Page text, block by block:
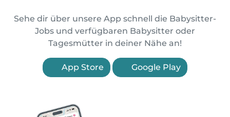
Sehe dir über unsere App schnell die Babysitter-
Jobs und verfügbaren Babysitter oder
Tagesmütter in deiner Nähe an!
App Store Google Play